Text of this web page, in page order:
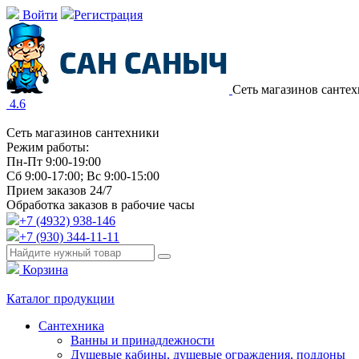
Войти Регистрация
Сеть магазинов
4.6
Сеть магазинов сантехники
Режим работы:
Пн-Пт 9:00-19:00
Сб 9:00-17:00; Вс 9:00-15:00
Прием заказов 24/7
Обработка заказов в рабочие часы
+7 (4932) 938-146
+7 (930) 344-11-11
Корзина
Каталог продукции
Сантехника
Ванны и принадлежности
Душевые кабины, душевые ограждения, поддоны